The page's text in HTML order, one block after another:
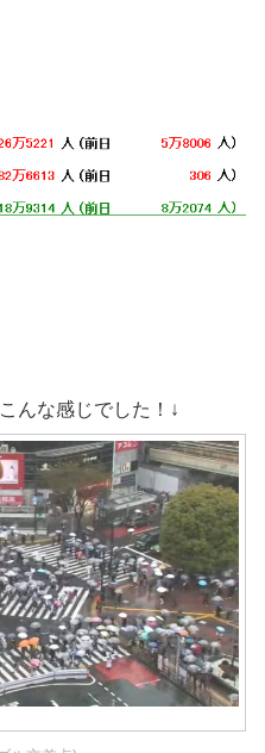
んな感じでした！↓